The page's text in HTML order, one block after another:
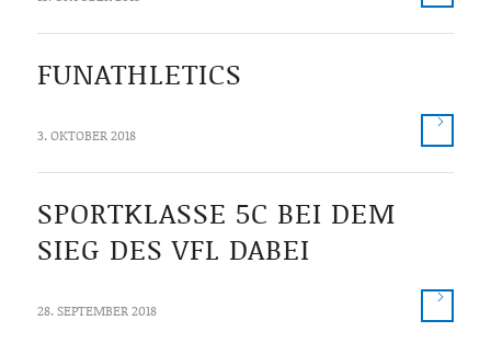
FUNATHLETICS
3. OKTOBER 2018
SPORTKLASSE 5C BEI DEM
SIEG DES VFL DABEI
28. SEPTEMBER 2018